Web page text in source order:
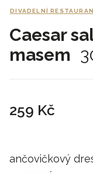
DIVADELNÍ
Caesar
masem
259 Kč
ančovičkový